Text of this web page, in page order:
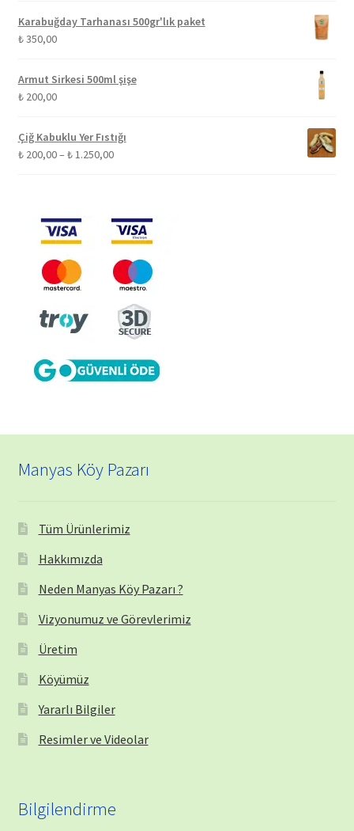
Karabuğday Tarhanası 500gr'lık paket
₺350,00
Armut Sirkesi 500ml şişe
₺200,00
Çiğ Kabuklu Yer Fıstığı
₺200,00– ₺1.250,00Fiyat
₺ 1.250,00
Manyas Köy Pazarı
Tüm Ürünlerimiz
Hakkımızda
Neden Manyas Köy Pazarı ?
Vizyonumuz ve Görevlerimiz
Üretim
Köyümüz
Yararlı Bilgiler
Resimler ve Videolar
Bilgilendirme